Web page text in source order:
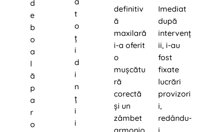
d
e
b
o
a
l
ă
p
a
r
o
t
o
ț
i
d
i
n
ț
i
i
definitiv
ă
maxilară
i-a oferit
o
mușcătu
ră
corectă
și un
zâmbet
armonio
Imediat
după
intervenț
ii, i-au
fost
fixate
lucrări
provizori
i,
redându-
i